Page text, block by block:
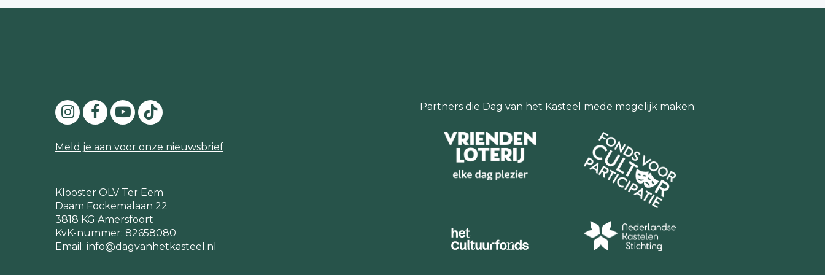
Meld je aan voor onze nieuwsbrief
Klooster OLV Ter Eem
Daam Fockemalaan 22
3818 KG Amersfoort
KvK-nummer: 82658080
Email: info@dagvanhetkasteel.nl
Partners die Dag van het Kasteel mede mogelijk maken: